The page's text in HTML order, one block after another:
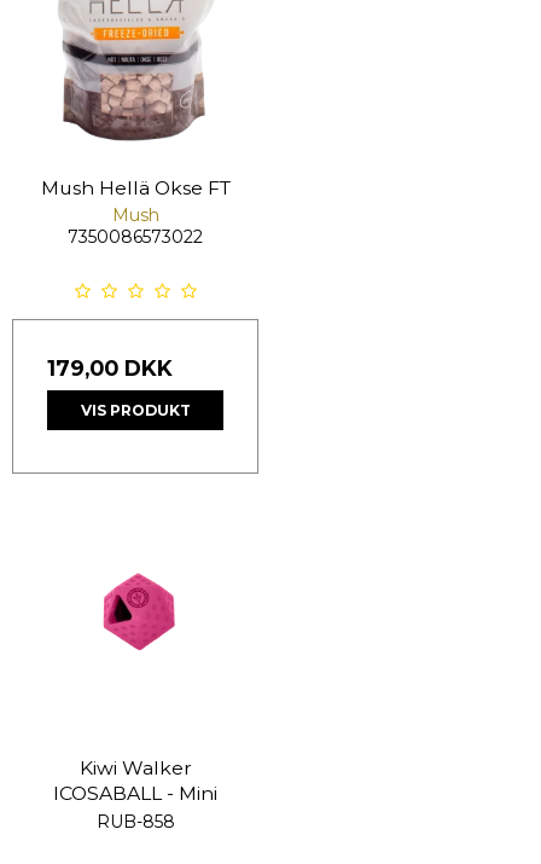
Mush Hellä Okse FT
Mush
7350086573022
179,00 DKK
VIS PRODUKT
Kiwi Walker
ICOSABALL - Mini
RUB-858